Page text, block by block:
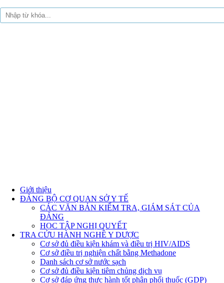
Giới thiệu
ĐẢNG BỘ CƠ QUAN SỞ Y TẾ
CÁC VĂN BẢN KIỂM TRA, GIÁM SÁT CỦA
ĐẢNG
HỌC TẬP NGHỊ QUYẾT
TRA CỨU HÀNH NGHỀ Y DƯỢC
Cơ sở đủ điều kiện khám và điều trị HIV/AIDS
Cơ sở điều trị nghiện chất bằng Methadone
Danh sách cơ sở nước sạch
Cơ sở đủ điều kiện tiêm chủng dịch vụ
Cơ sở đáp ứng thực hành tốt phân phối thuốc (GDP)